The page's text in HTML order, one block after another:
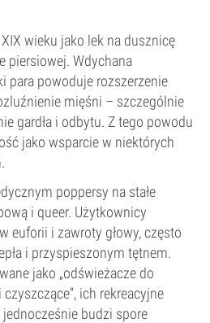
wieku jako lek na dusznicę
piersiowej. Wdychana
para powoduje rozszerzenie
mięśni – szczególnie
gardła i odbytu. Z tego powodu
jako wsparcie w niektórych
poppersy na stałe
i queer. Użytkownicy
euforii i zawroty głowy, często
i przyspieszonym tętnem.
jako „odświeżacze do
ich rekreacyjne
budzi spore